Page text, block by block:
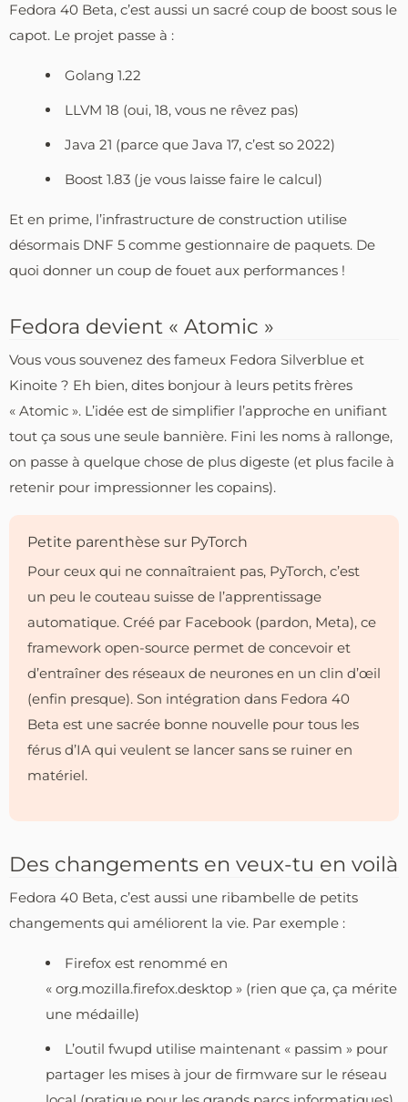
Fedora 40 Beta, c’est aussi un sacré coup de boost sous le
capot. Le projet passe à :
Golang 1.22
LLVM 18 (oui, 18, vous ne rêvez pas)
Java 21 (parce que Java 17, c’est so 2022)
Boost 1.83 (je vous laisse faire le calcul)
Et en prime, l’infrastructure de construction utilise
désormais DNF 5 comme gestionnaire de paquets. De
quoi donner un coup de fouet aux performances !
Fedora devient « Atomic »
Vous vous souvenez des fameux Fedora Silverblue et
Kinoite ? Eh bien, dites bonjour à leurs petits frères
« Atomic ». L’idée est de simplifier l’approche en unifiant
tout ça sous une seule bannière. Fini les noms à rallonge,
on passe à quelque chose de plus digeste (et plus facile à
retenir pour impressionner les copains).
Petite parenthèse sur PyTorch
Pour ceux qui ne connaîtraient pas, PyTorch, c’est
un peu le couteau suisse de l’apprentissage
automatique. Créé par Facebook (pardon, Meta), ce
framework open-source permet de concevoir et
d’entraîner des réseaux de neurones en un clin d’œil
(enfin presque). Son intégration dans Fedora 40
Beta est une sacrée bonne nouvelle pour tous les
férus d’IA qui veulent se lancer sans se ruiner en
matériel.
Des changements en veux-tu en voilà
Fedora 40 Beta, c’est aussi une ribambelle de petits
changements qui améliorent la vie. Par exemple :
Firefox est renommé en
« org.mozilla.firefox.desktop » (rien que ça, ça mérite
une médaille)
L’outil fwupd utilise maintenant « passim » pour
partager les mises à jour de firmware sur le réseau